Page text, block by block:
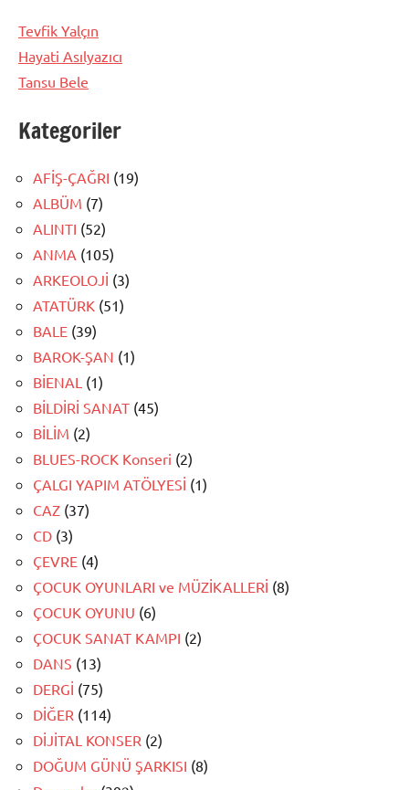
Tevfik Yalçın
Hayati Asılyazıcı
Tansu Bele
Kategoriler
AFİŞ-ÇAĞRI (19)
ALBÜM (7)
ALINTI (52)
ANMA (105)
ARKEOLOJİ (3)
ATATÜRK (51)
BALE (39)
BAROK-ŞAN (1)
BİENAL (1)
BİLDİRİ SANAT (45)
BİLİM (2)
BLUES-ROCK Konseri (2)
ÇALGI YAPIM ATÖLYESİ (1)
CAZ (37)
CD (3)
ÇEVRE (4)
ÇOCUK OYUNLARI ve MÜZİKALLERİ (8)
ÇOCUK OYUNU (6)
ÇOCUK SANAT KAMPI (2)
DANS (13)
DERGİ (75)
DİĞER (114)
DİJİTAL KONSER (2)
DOĞUM GÜNÜ ŞARKISI (8)